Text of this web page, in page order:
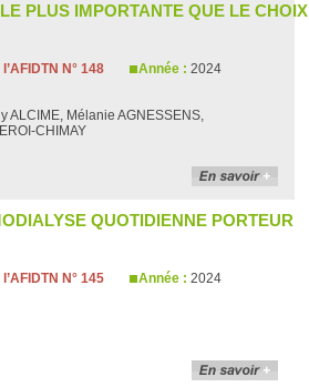
PLUS IMPORTANTE QUE LE CHOIX
N° 148 Année : 2024
ALCIME, Mélanie AGNESSENS,
CHIMAY
QUOTIDIENNE PORTEUR
N° 145 Année : 2024